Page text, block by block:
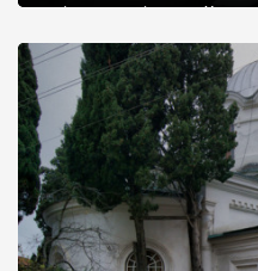
є відданими вірянами Христа